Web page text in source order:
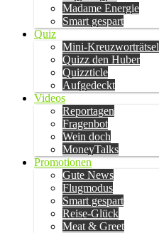
Madame Energie
Smart gespart
Quiz
Mini-Kreuzworträtsel
Quizz den Huber
Quizzticle
Aufgedeckt
Videos
Reportagen
Fragenbot
Wein doch
MoneyTalks
Promotionen
Gute News
Flugmodus
Smart gespart
Reise-Glück
Meat & Greet